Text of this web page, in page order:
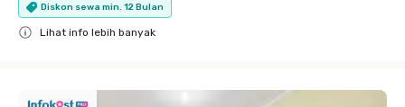
Diskon sewa min. 12 Bulan
Lihat info lebih banyak